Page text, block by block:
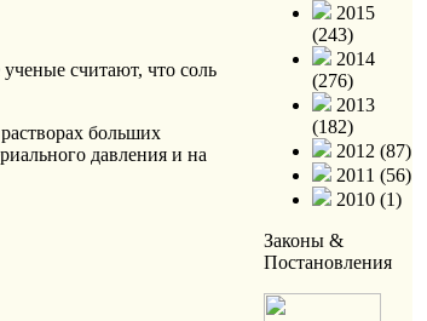
считают, что соль
больших
давления и на
2015
(243)
2014
(276)
2013
(182)
2012 (87)
2011 (56)
2010 (1)
Законы &
Постановления